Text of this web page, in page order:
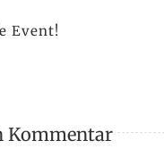
Event!
Kommentar